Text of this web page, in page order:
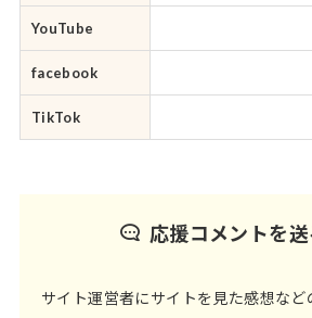
YouTube
facebook
TikTok
応援コメントを送
サイト運営者にサイトを見た感想など